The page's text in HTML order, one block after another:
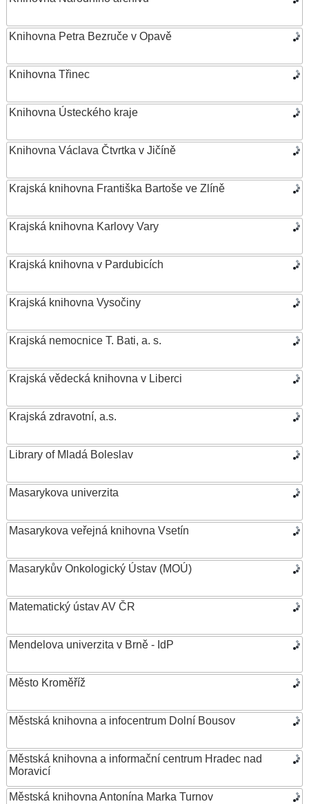
Knihovna Petra Bezruče v Opavě
Knihovna Třinec
Knihovna Ústeckého kraje
Knihovna Václava Čtvrtka v Jičíně
Krajská knihovna Františka Bartoše ve Zlíně
Krajská knihovna Karlovy Vary
Krajská knihovna v Pardubicích
Krajská knihovna Vysočiny
Krajská nemocnice T. Bati, a. s.
Krajská vědecká knihovna v Liberci
Krajská zdravotní, a.s.
Library of Mladá Boleslav
Masarykova univerzita
Masarykova veřejná knihovna Vsetín
Masarykův Onkologický Ústav (MOÚ)
Matematický ústav AV ČR
Mendelova univerzita v Brně - IdP
Město Kroměříž
Městská knihovna a infocentrum Dolní Bousov
Městská knihovna a informační centrum Hradec nad
Moravicí
Městská knihovna Antonína Marka Turnov